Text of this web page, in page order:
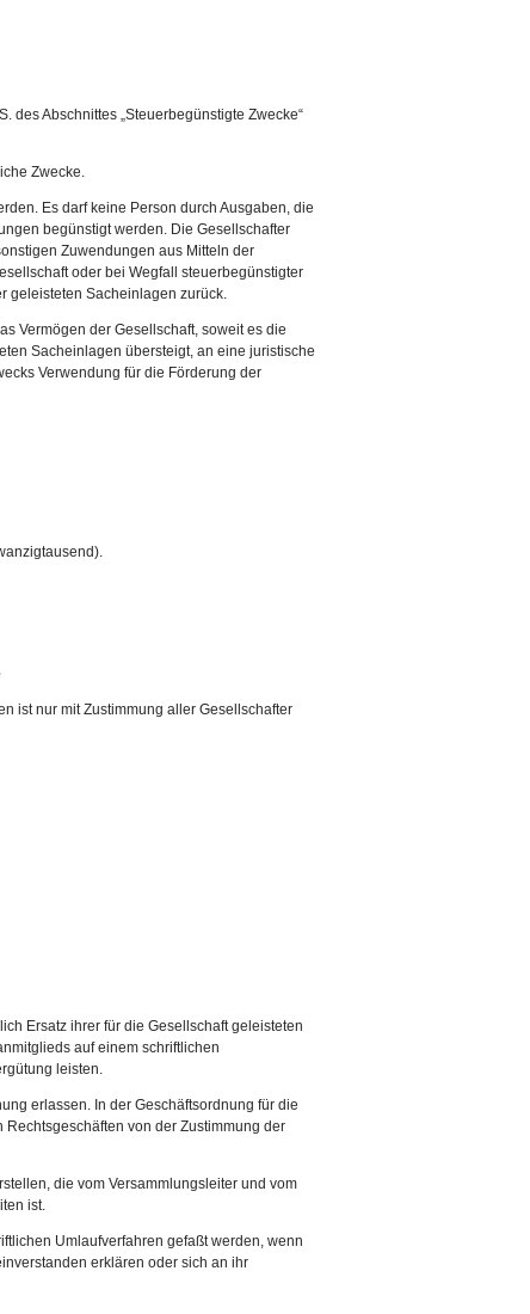
des Abschnittes „Steuerbegünstigte Zwecke“
Zwecke.
Es darf keine Person durch Ausgaben, die
begünstigt werden. Die Gesellschafter
Zuwendungen aus Mitteln der
oder bei Wegfall steuerbegünstigter
geleisteten Sacheinlagen zurück.
Vermögen der Gesellschaft, soweit es die
Sacheinlagen übersteigt, an eine juristische
Verwendung für die Förderung der
ist nur mit Zustimmung aller Gesellschafter
Ersatz ihrer für die Gesellschaft geleisteten
auf einem schriftlichen
leisten.
erlassen. In der Geschäftsordnung für die
von der Zustimmung der
die vom Versammlungsleiter und vom
ist.
Umlaufverfahren gefaßt werden, wenn
erklären oder sich an ihr